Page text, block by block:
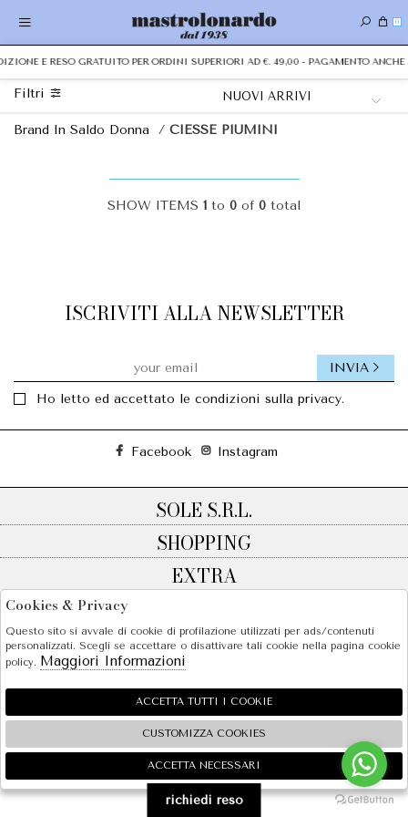
0
E RESO GRATUITO PER ORDINI SUPERIORI AD €. 49,00 - PAGAMENTO ANCHE
Filtri
Brand In Saldo Donna / CIESSE PIUMINI
SHOW ITEMS 1 to 0 of 0 total
ISCRIVITI ALLA NEWSLETTER
Ho letto ed accettato le condizioni sulla privacy.
INVIA
Facebook Instagram
SOLE S.R.L.
SHOPPING
EXTRA
2026 SOLE S.R.L. - P.iva : 07456781215 Powered byAteliersocietàgruppo Zucchetti
🍪
richiedi reso
Cookies & Privacy
Questo sito si avvale di cookie di profilazione utilizzati per ads/contenuti
personalizzati. Scegli se accettare o disattivare tali cookie nella pagina cookie
policy. Maggiori Informazioni
ACCETTA TUTTI I COOKIE
CUSTOMIZZA COOKIES
ACCETTA NECESSARI